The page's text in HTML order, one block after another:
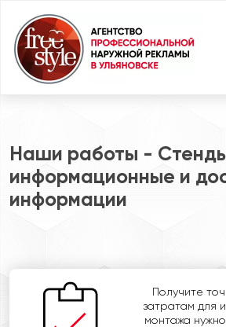
Наши работы -
информационные и
информации
Получите
затратам для
монтажа